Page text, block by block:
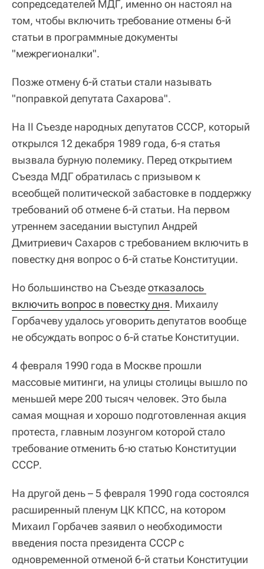
сопредседателей МДГ, именно он настоял на
том, чтобы включить требование отмены 6-й
статьи в программные документы
"межрегионалки".
Позже отмену 6-й статьи стали называть
"поправкой депутата Сахарова".
На II Съезде народных депутатов СССР, который
открылся 12 декабря 1989 года, 6-я статья
вызвала бурную полемику. Перед открытием
Съезда МДГ обратилась с призывом к
всеобщей политической забастовке в поддержку
требований об отмене 6‑й статьи. На первом
утреннем заседании выступил Андрей
Дмитриевич Сахаров с требованием включить в
повестку дня вопрос о 6-й статье Конституции.
Но большинство на Съездеотказалось
включить вопрос в повестку дня. Михаилу
Горбачеву удалось уговорить депутатов вообще
не обсуждать вопрос о 6‑й статье Конституции.
4 февраля 1990 года в Москве прошли
массовые митинги, на улицы столицы вышло по
меньшей мере 200 тысяч человек. Это была
самая мощная и хорошо подготовленная акция
протеста, главным лозунгом которой стало
требование отменить 6-ю статью Конституции
СССР.
На другой день – 5 февраля 1990 года состоялся
расширенный пленум ЦК КПСС, на котором
Михаил Горбачев заявил о необходимости
введения поста президента СССР с
одновременной отменой 6-й статьи Конституции